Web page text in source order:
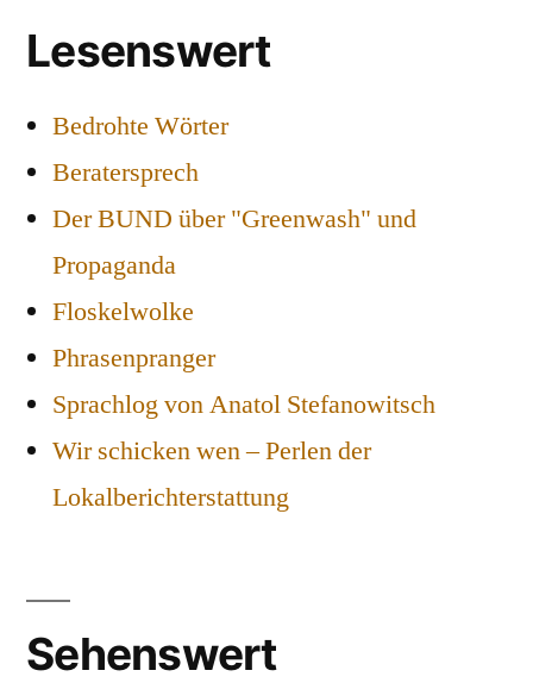
Lesenswert
Bedrohte Wörter
Beratersprech
Der BUND über "Greenwash" und
Propaganda
Floskelwolke
Phrasenpranger
Sprachlog von Anatol Stefanowitsch
Wir schicken wen – Perlen der
Lokalberichterstattung
Sehenswert